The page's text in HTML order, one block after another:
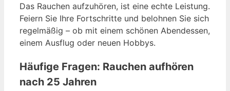
Das Rauchen aufzuhören, ist eine echte Leistung.
Feiern Sie Ihre Fortschritte und belohnen Sie sich
regelmäßig – ob mit einem schönen Abendessen,
einem Ausflug oder neuen Hobbys.
Häufige Fragen: Rauchen aufhören
nach 25 Jahren